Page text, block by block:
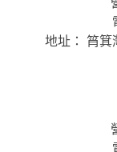
地址： 筲箕